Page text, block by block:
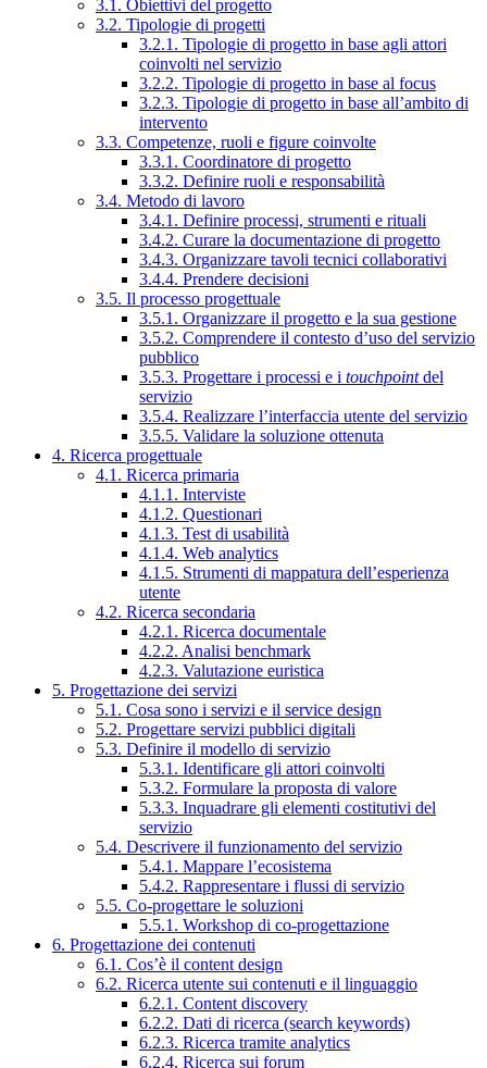
3.1. Obiettivi del progetto
3.2. Tipologie di progetti
3.2.1. Tipologie di progetto in base agli attori
coinvolti nel servizio
3.2.2. Tipologie di progetto in base al focus
3.2.3. Tipologie di progetto in base all’ambito di
intervento
3.3. Competenze, ruoli e figure coinvolte
3.3.1. Coordinatore di progetto
3.3.2. Definire ruoli e responsabilità
3.4. Metodo di lavoro
3.4.1. Definire processi, strumenti e rituali
3.4.2. Curare la documentazione di progetto
3.4.3. Organizzare tavoli tecnici collaborativi
3.4.4. Prendere decisioni
3.5. Il processo progettuale
3.5.1. Organizzare il progetto e la sua gestione
3.5.2. Comprendere il contesto d’uso del servizio
pubblico
3.5.3. Progettare i processi e i touchpointdel
servizio
3.5.4. Realizzare l’interfaccia utente del servizio
3.5.5. Validare la soluzione ottenuta
4. Ricerca progettuale
4.1. Ricerca primaria
4.1.1. Interviste
4.1.2. Questionari
4.1.3. Test di usabilità
4.1.4. Web analytics
4.1.5. Strumenti di mappatura dell’esperienza
utente
4.2. Ricerca secondaria
4.2.1. Ricerca documentale
4.2.2. Analisi benchmark
4.2.3. Valutazione euristica
5. Progettazione dei servizi
5.1. Cosa sono i servizi e il service design
5.2. Progettare servizi pubblici digitali
5.3. Definire il modello di servizio
5.3.1. Identificare gli attori coinvolti
5.3.2. Formulare la proposta di valore
5.3.3. Inquadrare gli elementi costitutivi del
servizio
5.4. Descrivere il funzionamento del servizio
5.4.1. Mappare l’ecosistema
5.4.2. Rappresentare i flussi di servizio
5.5. Co-progettare le soluzioni
5.5.1. Workshop di co-progettazione
6. Progettazione dei contenuti
6.1. Cos’è il content design
6.2. Ricerca utente sui contenuti e il linguaggio
6.2.1. Content discovery
6.2.2. Dati di ricerca (search keywords)
6.2.3. Ricerca tramite analytics
6.2.4. Ricerca sui forum